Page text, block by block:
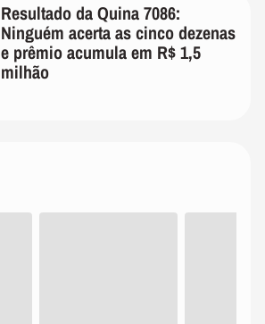
Resultado da Quina 7086:
Ninguém acerta as cinco dezenas
e prêmio acumula em R$ 1,5
milhão